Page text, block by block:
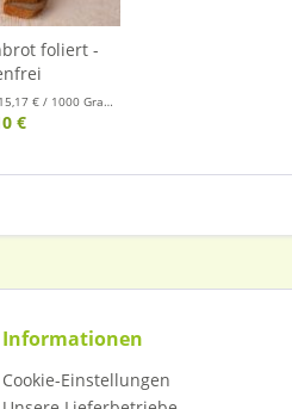
foliert -
€ / 1000 Gramm)
€
Informationen
Cookie-Einstellungen